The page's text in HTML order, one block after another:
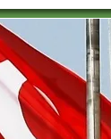
Sectores de ferias